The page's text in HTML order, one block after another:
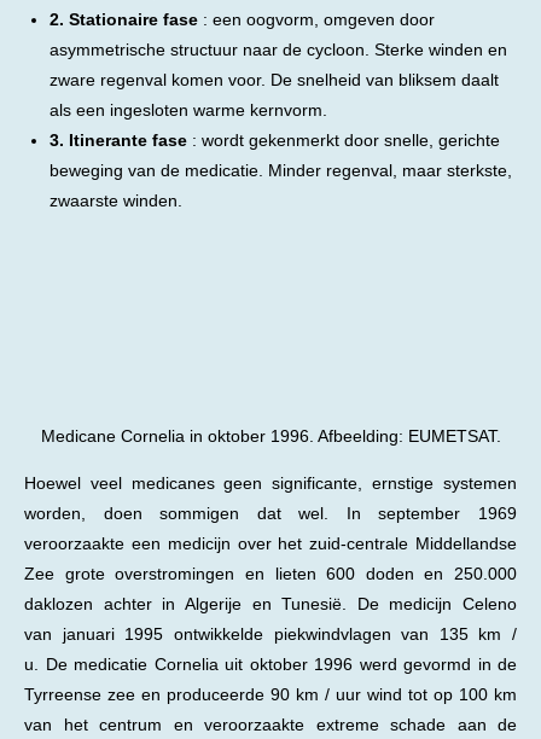
2. Stationaire fase : een oogvorm, omgeven door
asymmetrische structuur naar de cycloon. Sterke winden en
zware regenval komen voor. De snelheid van bliksem daalt
als een ingesloten warme kernvorm.
3. Itinerante fase : wordt gekenmerkt door snelle, gerichte
beweging van de medicatie. Minder regenval, maar sterkste,
zwaarste winden.
Medicane Cornelia in oktober 1996. Afbeelding: EUMETSAT.
Hoewel veel medicanes geen significante, ernstige systemen
worden, doen sommigen dat wel. In september 1969
veroorzaakte een medicijn over het zuid-centrale Middellandse
Zee grote overstromingen en lieten 600 doden en 250.000
daklozen achter in Algerije en Tunesië. De medicijn Celeno
van januari 1995 ontwikkelde piekwindvlagen van 135 km /
u. De medicatie Cornelia uit oktober 1996 werd gevormd in de
Tyrreense zee en produceerde 90 km / uur wind tot op 100 km
van het centrum en veroorzaakte extreme schade aan de